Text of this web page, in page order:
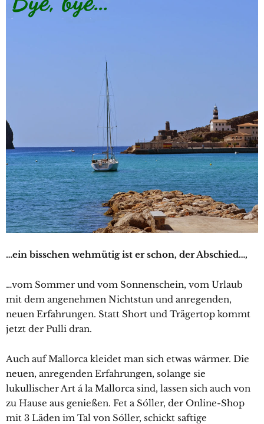
…ein bisschen wehmütig ist er schon, der Abschied…,
…vom Sommer und vom Sonnenschein, vom Urlaub
mit dem angenehmen Nichtstun und anregenden,
neuen Erfahrungen. Statt Short und Trägertop kommt
jetzt der Pulli dran.
Auch auf Mallorca kleidet man sich etwas wärmer. Die
neuen, anregenden Erfahrungen, solange sie
lukullischer Art á la Mallorca sind, lassen sich auch von
zu Hause aus genießen. Fet a Sóller, der Online-Shop
mit 3 Läden im Tal von Sóller, schickt saftige